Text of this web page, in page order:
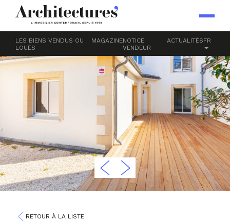
LES BIENS VENDUS OU
LOUÉS
MAGAZINENOTICE
VENDEUR
ACTUALITÉSFR
RETOUR À LA LISTE